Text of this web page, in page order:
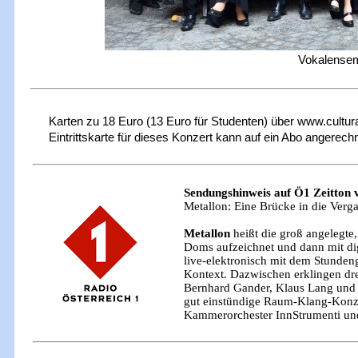
Karten zu 18 Euro (13 Euro für Studenten) über
Eintrittskarte für dieses Konzert kann auf ein Abo
Sendungshinweis auf Ö1 Zeitton
Metallon: Eine Brücke in die
Metallon heißt die groß
Doms aufzeichnet und dann mit
live-elektronisch mit dem
Kontext. Dazwischen erklingen
Bernhard Gander, Klaus Lang
gut einstündige Raum-Klang-
Kammerorchester InnStrumenti